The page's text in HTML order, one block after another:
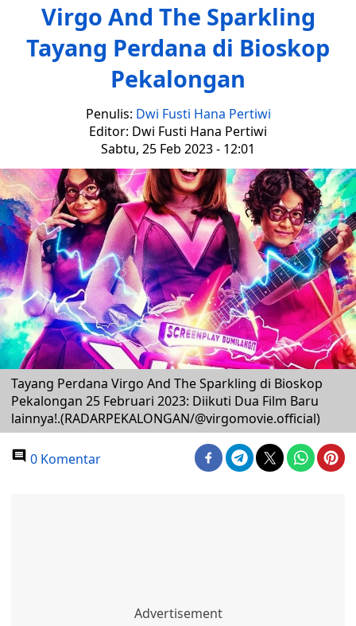
Virgo And The Sparkling
Tayang Perdana di Bioskop
Pekalongan
Penulis: Dwi Fusti Hana Pertiwi
Editor: Dwi Fusti Hana Pertiwi
Sabtu, 25 Feb 2023 - 12:01
Tayang Perdana Virgo And The Sparkling di Bioskop
Pekalongan 25 Februari 2023: Diikuti Dua Film Baru
lainnya!.(RADARPEKALONGAN/@virgomovie.official)
0 Komentar